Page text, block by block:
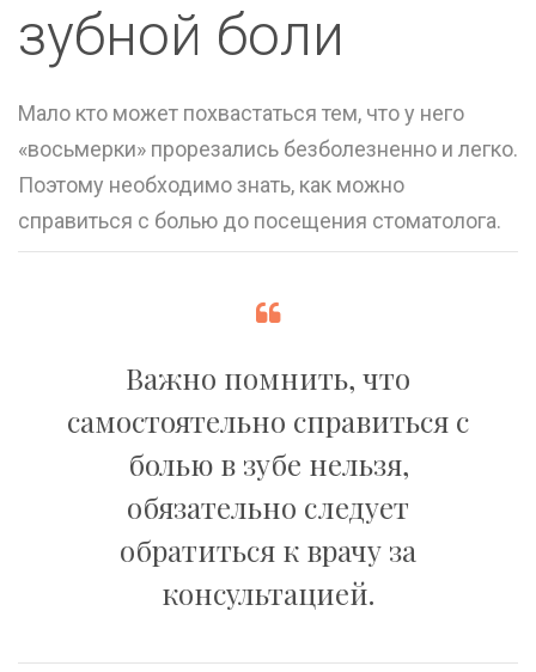
зубной боли
Мало кто может похвастаться тем, что у него
«восьмерки» прорезались безболезненно и легко.
Поэтому необходимо знать, как можно
справиться с болью до посещения стоматолога.
Важно помнить, что
самостоятельно справиться с
болью в зубе нельзя,
обязательно следует
обратиться к врачу за
консультацией.